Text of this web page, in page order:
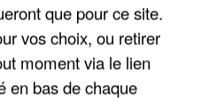
que pour ce site.
vos choix, ou retirer
moment via le lien
en bas de chaque